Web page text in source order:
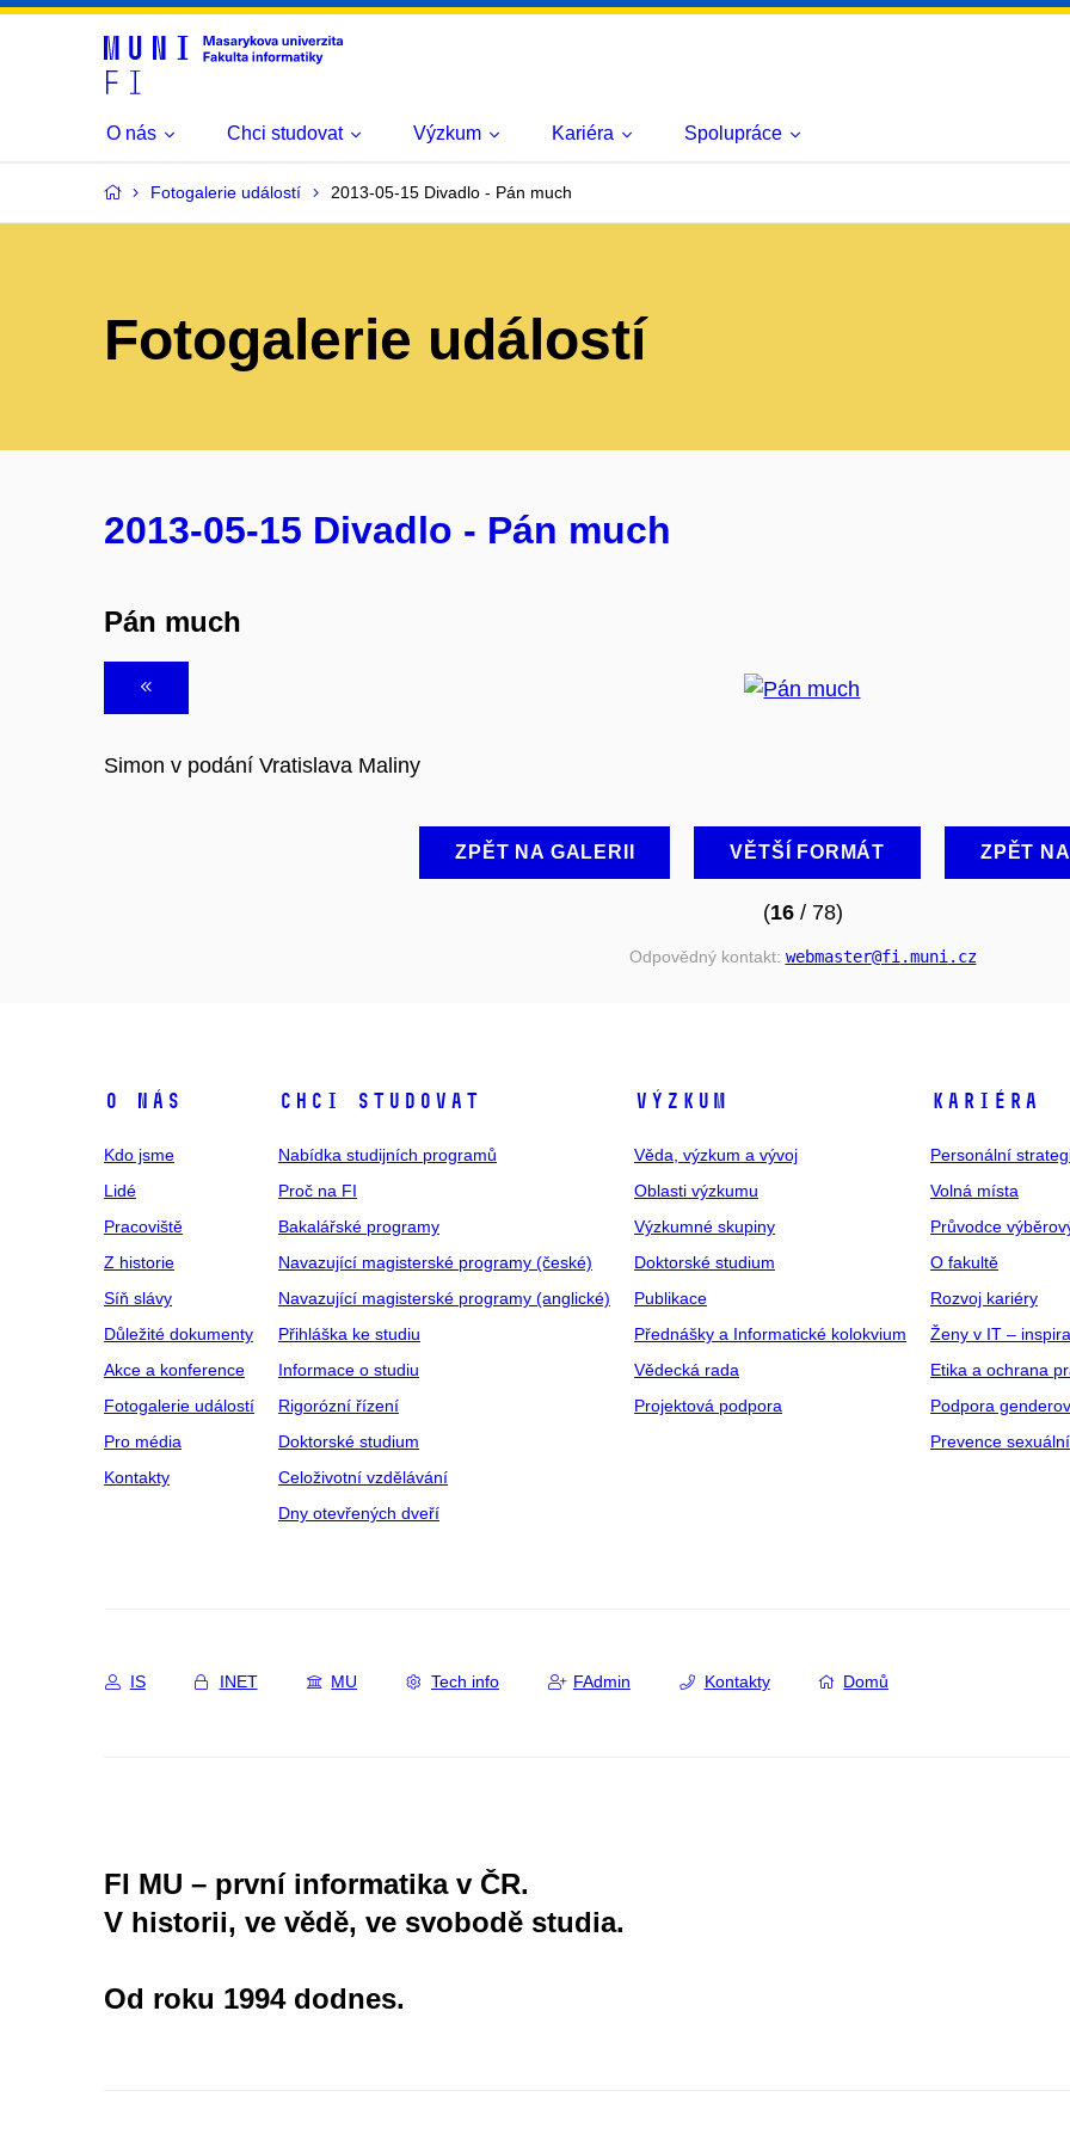
O nás Chci studovat Výzkum Kariéra Spolupráce
Fotogalerie událostí 2013-05-15 Divadlo - Pán much
Fotogalerie událostí
2013-05-15 Divadlo - Pán much
Pán much
Simon v podání Vratislava Maliny
ZPĚT NA GALERII VĚTŠÍ FORMÁT ZPĚT
(16/ 78)
Odpovědný kontakt: webmaster@fi .muni .cz
O NÁS
Kdo jsme
Lidé
Pracoviště
Z historie
Síň slávy
Důležité dokumenty
Akce a konference
Fotogalerie událostí
Pro média
Kontakty
CHCI STUDOVAT
Nabídka studijních programů
Proč na FI
Bakalářské programy
Navazující magisterské programy (české)
Navazující magisterské programy (anglické)
Přihláška ke studiu
Informace o studiu
Rigorózní řízení
Doktorské studium
Celoživotní vzdělávání
Dny otevřených dveří
VÝZKUM
Věda, výzkum a vývoj
Oblasti výzkumu
Výzkumné skupiny
Doktorské studium
Publikace
Přednášky a Informatické kolokvium
Vědecká rada
Projektová podpora
KARIÉRA
Personální
Volná místa
Průvodce
O fakultě
Rozvoj kariéry
Ženy v IT –
Etika a ochrana
Podpora
Prevence
IS INET MU Tech info FAdmin Kontakty Domů
FI MU – první informatika v ČR.
V historii, ve vědě, ve svobodě studia.
Od roku 1994 dodnes.